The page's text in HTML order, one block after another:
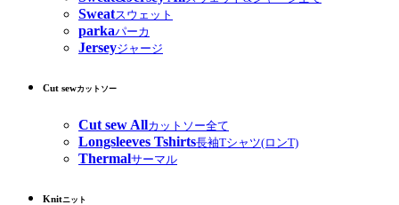
Sweatスウェット
parkaパーカ
Jerseyジャージ
Cut sewカットソー
Cut sew Allカットソー全て
Longsleeves Tshirts長袖Tシャツ(ロンT)
Thermalサーマル
Knitニット